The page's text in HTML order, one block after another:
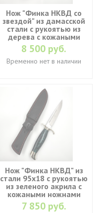
Нож "Финка НКВД со
звездой" из дамасской
стали с рукоятью из
дерева с кожаными
ножнами
8 500 руб.
Временно нет в наличии
Нож "Финка НКВД" из
стали 95х18 с рукоятью
из зеленого акрила с
кожаными ножнами
7 850 руб.